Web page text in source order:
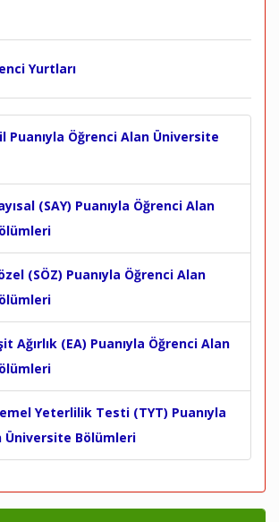
Yurtları
Puanıyla Öğrenci Alan Üniversite
(SAY) Puanıyla Öğrenci Alan
(SÖZ) Puanıyla Öğrenci Alan
Ağırlık (EA) Puanıyla Öğrenci Alan
Yeterlilik Testi (TYT) Puanıyla
Üniversite Bölümleri